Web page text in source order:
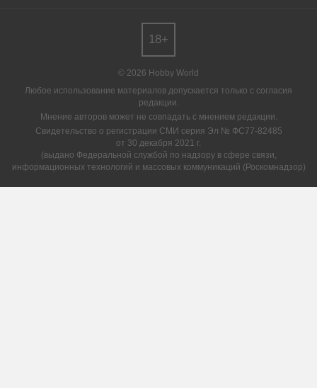
© 2026 Hobby World
Любое использование материалов допускается только с согласия
редакции.
Мнение авторов может не совпадать с мнением редакции.
Свидетельство о регистрации СМИ серия Эл № ФС77-82485
от 30 декабря 2021 г.
(выдано Федеральной службой по надзору в сфере связи,
информационных технологий и массовых коммуникаций (Роскомнадзор)
18+